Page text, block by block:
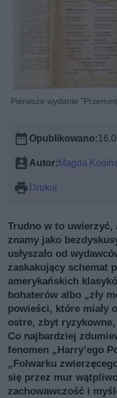
Pierwsze wydanie
Opublikowano:
Autor: Magda
Drukuj
Trudno w to uwierzyć,
znamy jako
usłyszało od
zaskakujący schemat
amerykańskich
bohaterów albo „zły
powieści, które miały
ostre, zbyt
Co najbardziej
fenomen „Harry’ego
„Folwarku
się przez mur
zachowawczość i